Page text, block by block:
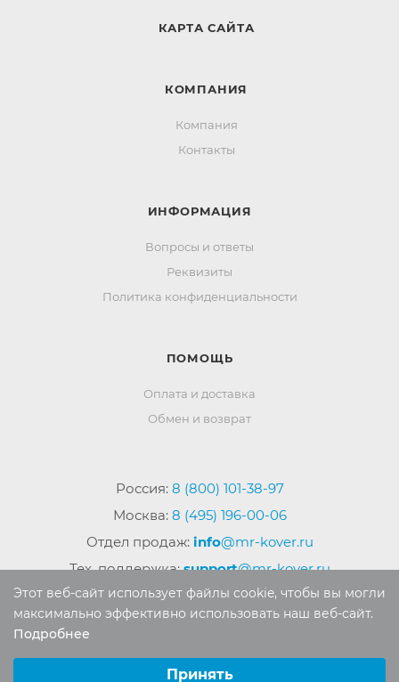
КАРТА САЙТА
КОМПАНИЯ
Компания
Контакты
ИНФОРМАЦИЯ
Вопросы и ответы
Реквизиты
Политика конфиденциальности
ПОМОЩЬ
Оплата и доставка
Обмен и возврат
Россия: 8 (800) 101-38-97
Москва: 8 (495) 196-00-06
Отдел продаж: info@mr-kover.ru
Тех. поддержка:support@mr-kover.ru
Этот веб-сайт использует файлы cookie, чтобы вы могли
максимально эффективно использовать наш веб-сайт.
Подробнее
Принять